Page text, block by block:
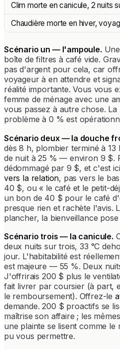
Clim morte en canicule, 2 nuits
Chaudière morte en hiver,
Scénario un — l'ampoule.
boîte de filtres à café vide.
pas d'argent pour cela, car
voyageur à en attendre et
réalité importante. Vous vous
femme de ménage avec une
vous passez à autre chose.
problème à 0 % est
Scénario deux — la douche
dès 8 h, plombier terminé à
de nuit à 25 % — environ 9 $.
dédommagé par 9 $, et c'est
vers la relation, pas vers le
40 $, ou « le café et le petit-
un bon de 40 $ pour le café
presque rien et rachète l'avis.
plancher, la bienveillance
Scénario trois — la canicule.
deux nuits sur trois, 33 °C
jour. L'habitabilité est
est majeure — 55 %. Deux
J'offrirais 200 $ plus le
fait livrer par coursier (à part,
le remboursement). Offrez-le
demande. 200 $ proactifs se
maîtrise son affaire ; les
une plainte se lisent comme le
pu vous permettre.